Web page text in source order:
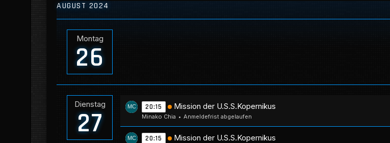
AUGUST 2024
Montag
26
Dienstag
27
20:15 Mission der U.S.S.Kopernikus
Minako Chia Anmeldefrist abgelaufen
20:15 Mission der U.S.S.Kopernikus